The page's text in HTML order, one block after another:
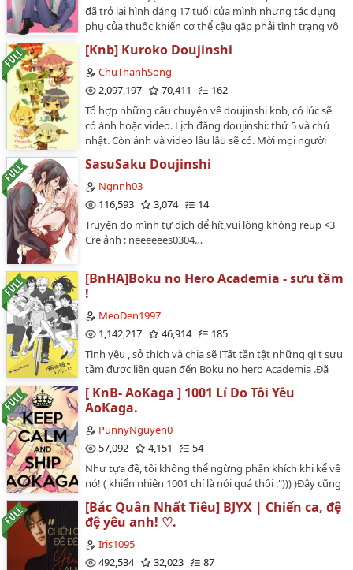
đã trở lại hình dáng 17 tuổi của mình nhưng tác dụng
phụ của thuốc khiến cơ thể cậu gặp phải tình trạng vô
Shinichi đã thay đổi khi Kaitou Kid xuất hiệnKuroba
Kaitou và một kế hoạch đen tối...🌟.Link truyện gốc
trên myreadingmanga.inf 🌟. Truyện dịch từ bản E-
bất kì hình thức nào 🚫. Vì Wap kiểm duyệt hình ảnh
cho nên một số trang truyện sẽ bị ẩn/mất do bị Wap
đánh dấu chứa nd không phù hợp nên nếu muốn đọc
full đầy đủ vui lòng tìm truyện qua link face mình để ở
phần giới thiệu hoặc tìm trên wordpressLink
Wordpress : https://rihika.art.blog/2021/10/30/v-trans-
doujinshi-kaishin-touch/…
[Knb] Kuroko Doujinshi
ChuThanhSong
2,097,197
70,411
162
Tổ hợp những câu chuyện về doujinshi knb, có lúc sẽ
có ảnh hoặc video. Lịch đăng doujinshi: thứ 5 và chủ
nhật. Còn ảnh và video lâu lâu sẽ có. Mời mọi người
không phải là mình dịch đâu nha…
SasuSaku Doujinshi
Ngnnh03
116,593
3,074
14
Truyện do mình tự dịch để hít,vui lòng không reup <3
Cre ảnh : neeeeees0304…
[BnHA]Boku no Hero Academia - sưu tầm
!
MeoDen1997
1,142,217
46,914
185
Tình yêu , sở thích và chia sẽ !Tất tần tật những gì t sưu
tầm được liên quan đến Boku no hero Academia .Đã
nhằm lưu giữ lại chúng trên đây !Thân ái , Mèo Đen !…
[ KnB- AoKaga ] 1001 Lí Do Tôi Yêu
AoKaga.
PunnyNguyen0
57,092
4,151
54
Như tựa đề, tôi không thể ngừng phấn khích khi kể về
nó! ( khiển nhiên 1001 chỉ là nói quá thôi :"))) )Đây cũng
Au chimte của cặp thú này nữa ~Tôi biết dùng watt của
bạn để kể lể về OTP của mình là sai trái ( xin lỗi mày,
Dark ) Nhưng tôi thật sự lười lập Watt và tôi ngại sài
Email hay face để kết nối, vậy nên tôi sẽ xin lỗi nó vì sự
[Bác Quân Nhất Tiêu] BJYX | Chiến ca, đệ
đệ yêu anh! ♡.
Iris1095
492,534
32,023
87